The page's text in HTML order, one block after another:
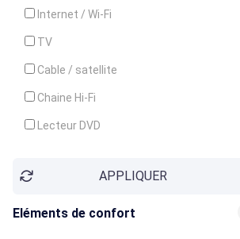
Internet / Wi-Fi
TV
Cable / satellite
Chaine Hi-Fi
Lecteur DVD
APPLIQUER
Eléments de confort